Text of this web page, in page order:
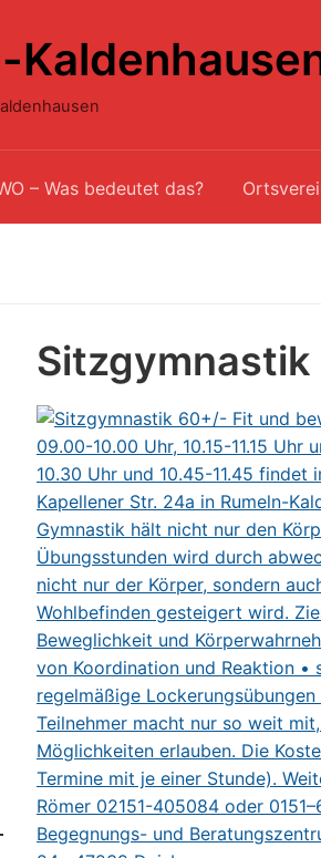
– Was bedeutet das?